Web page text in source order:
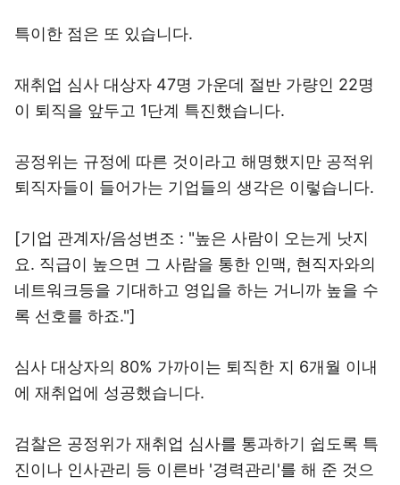
특이한 점은 또 있습니다.
재취업 심사 대상자 47명 가운데 절반 가량인 22명
이 퇴직을 앞두고 1단계 특진했습니다.
공정위는 규정에 따른 것이라고 해명했지만 공적위
퇴직자들이 들어가는 기업들의 생각은 이렇습니다.
[기업 관계자/음성변조 : "높은 사람이 오는게 낫지
요. 직급이 높으면 그 사람을 통한 인맥, 현직자와의
네트워크등을 기대하고 영입을 하는 거니까 높을 수
록 선호를 하죠."]
심사 대상자의 80% 가까이는 퇴직한 지 6개월 이내
에 재취업에 성공했습니다.
검찰은 공정위가 재취업 심사를 통과하기 쉽도록 특
진이나 인사관리 등 이른바 '경력관리'를 해 준 것으